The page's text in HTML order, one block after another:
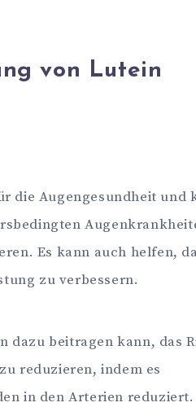
von Lutein
die Augengesundheit und
Es kann auch helfen,
zu verbessern.
dazu beitragen kann, das
reduzieren, indem es
in den Arterien reduziert.